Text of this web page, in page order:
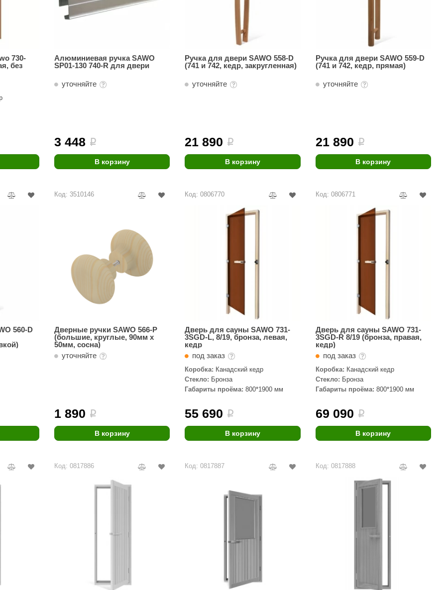
730-
без
Алюминиевая ручка SAWO
SP01-130 740-R для двери
уточняйте
3 448 i
В корзину
Ручка для двери SAWO 558-D
(741 и 742, кедр, закругленная)
уточняйте
21 890 i
В корзину
Ручка для двери SAWO 559-D
(741 и 742, кедр, прямая)
уточняйте
21 890 i
В корзину
560-D
Код: 3510146
Дверные ручки SAWO 566-P
(большие, круглые, 90мм х
50мм, сосна)
уточняйте
1 890 i
В корзину
Код: 0806770
Дверь для сауны SAWO 731-
3SGD-L, 8/19, бронза, левая,
кедр
под заказ
Коробка: Канадский кедр
Стекло: Бронза
Габариты проёма: 800*1900 мм
55 690 i
В корзину
Код: 0806771
Дверь для сауны SAWO 731-
3SGD-R 8/19 (бронза, правая,
кедр)
под заказ
Коробка: Канадский кедр
Стекло: Бронза
Габариты проёма: 800*1900 мм
69 090 i
В корзину
Код: 0817886 Код: 0817887 Код: 0817888